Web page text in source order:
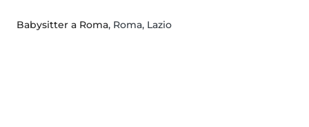
Babysitter a Roma, Roma, Lazio